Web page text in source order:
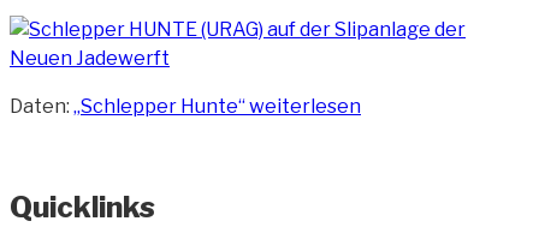
Daten: „Schlepper Hunte“weiterlesen
Quicklinks